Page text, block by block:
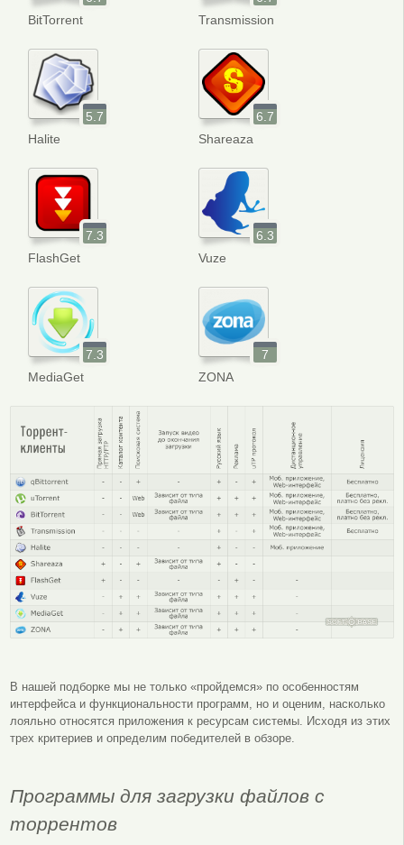
BitTorrent
Transmission
5.7
Halite
6.7
Shareaza
7.3
FlashGet
6.3
Vuze
7.3
MediaGet
7
ZONA
В нашей подборке мы не только «пройдемся» по особенностям
интерфейса и функциональности программ, но и оценим, насколько
лояльно относятся приложения к ресурсам системы. Исходя из этих
трех критериев и определим победителей в обзоре.
Программы для загрузки файлов с
торрентов